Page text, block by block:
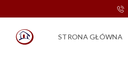
STRONA GŁÓWNA